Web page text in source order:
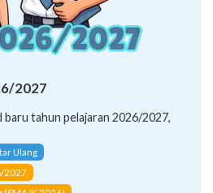
2027
baru tahun pelajaran 2026/2027,
Ulang
2027